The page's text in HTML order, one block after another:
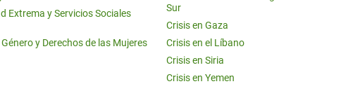
Extrema y Servicios Sociales
y Derechos de las Mujeres
Sur
Crisis en Gaza
Crisis en el Líbano
Crisis en Siria
Crisis en Yemen